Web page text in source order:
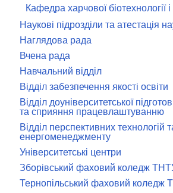
Кафедра харчової біотехнології і
Наукові підрозділи та атестація
Наглядова рада
Вчена рада
Навчальний відділ
Відділ забезпечення якості освіти
Відділ доуніверситетської
та сприяння працевлаштуванню
Відділ перспективних технологій
енергоменеджменту
Університетські центри
Зборівський фаховий коледж
Тернопільський фаховий коледж